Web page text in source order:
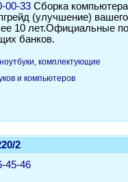
00-33 Сборка
(улучшение)
10 лет.Официальные
банков.
комплектующие
и компьютеров
2
45-46